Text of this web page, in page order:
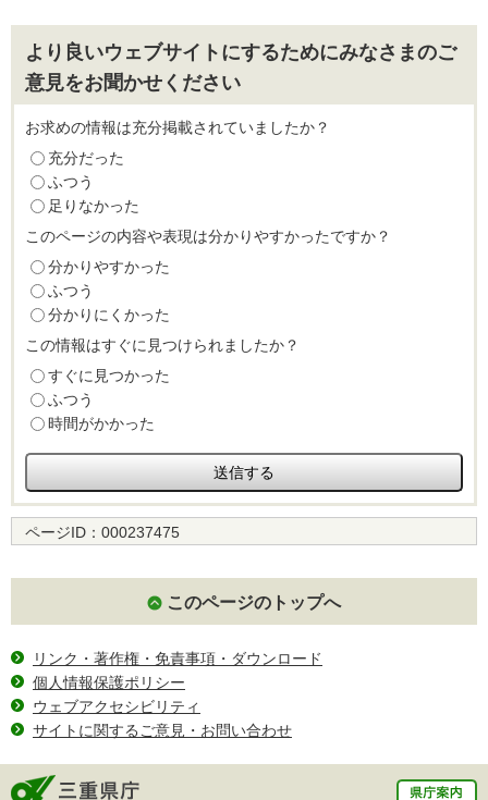
より良いウェブサイトにするためにみなさまのご
意見をお聞かせください
お求めの情報は充分掲載されていましたか？
充分だった
ふつう
足りなかった
このページの内容や表現は分かりやすかったですか？
分かりやすかった
ふつう
分かりにくかった
この情報はすぐに見つけられましたか？
すぐに見つかった
ふつう
時間がかかった
ページID： 000237475
このページのトップへ
リンク・著作権・免責事項・ダウンロード
個人情報保護ポリシー
ウェブアクセシビリティ
サイトに関するご意見・お問い合わせ